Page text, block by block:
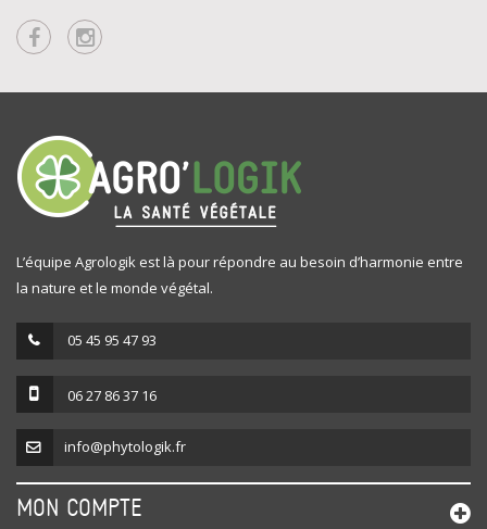
L’équipe Agrologik est là pour répondre au besoin d’harmonie entre
la nature et le monde végétal.
05 45 95 47 93
06 27 86 37 16
info@phytologik.fr
MON COMPTE